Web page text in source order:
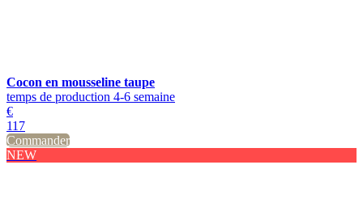
Cocon en mousseline taupe
temps de production 4-6 semaine
€
117
Commander
NEW